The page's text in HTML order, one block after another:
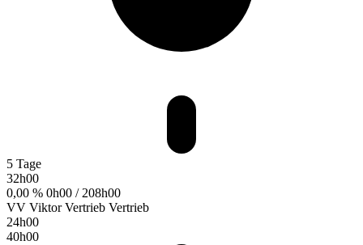
5 Tage
32h00
0,00 % 0h00 / 208h00
VV Viktor Vertrieb Vertrieb
24h00
40h00